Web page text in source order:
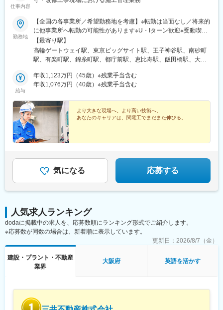
ントスキルの方が重要となります。
■同社について：
・同社は他の追随を許さない技術力と製品ラインアップを持つ売
上高世界ナンバー1の半導体・ディスプレイ製造装置メーカーで
す。圧倒的な資金力を活かし、毎年売上高の15％近くを研究開発
に投資しています。1万3300件以上の特許も保有しており、世界
18ヶ国100拠点でビジネスを展開している企業です 。
・世界トップクラス企業ならではの福利厚生や休暇も充実してお
り、働きやすい企業として数々の世界的なアワードを受賞してい
就業ができる環境が整っています。
変更の範囲：会社の定める業務
仕事内容
勤務地
【全国の各事業所／希望勤務地を考慮】※転勤は当面なし／将来的
に他事業所へ転勤の可能性があります※U・Iターン歓迎※受動喫煙
対策あり
【最寄り駅】
高輪ゲートウェイ駅、東京ビッグサイト駅、王子神谷駅、南砂町
駅、有楽町駅、錦糸町駅、都庁前駅、恵比寿駅、飯田橋駅、大通
新潟駅、市役所前駅(長野県)、千葉中央駅、水戸駅、高島町駅、沼
津駅、伏見駅(愛知県)、京王八王子駅、金手駅、渡辺橋駅、銀山町
西新宿駅、後楽園駅、西４丁目駅、広瀬通駅、権堂駅、葭川公園
駅、戸部駅、国際センター駅、八王子駅、肥後橋駅、稲荷町駅(広
島県)、渡辺通駅、有明駅(東京都)、銀座駅、新宿西口駅、狸小路
駅、青葉通一番町駅、京成千葉駅、平沼橋駅、丸の内駅(愛知県)、
大江橋駅、広島駅、薬院大通駅
給与
年収1,123万円（45歳）※残業手当含む
年収1,076万円（40歳）※残業手当含む
より大きな現場へ。より高い技術へ。
あなたのキャリアは、関電工でまだまた伸びる。
気になる 応募する
人気求人ランキング
dodaに掲載中の求人を、応募数順にランキング形式でご紹介します。
※応募数が同数の場合は、新着順に表示しています。
更新日： 2026/8/7（金）
建設・プラント・不動産
業界
大阪府 英語を活かす